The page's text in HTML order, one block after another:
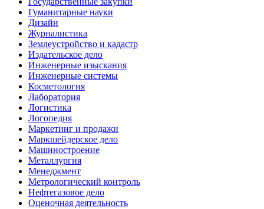
Гуманитарные науки
Дизайн
Журналистика
Землеустройство и кадастр
Издательское дело
Инженерные изыскания
Инженерные системы
Косметология
Лаборатория
Логистика
Логопедия
Маркетинг и продажи
Маркшейдерское дело
Машиностроение
Металлургия
Менеджмент
Метрологический контроль
Нефтегазовое дело
Оценочная деятельность